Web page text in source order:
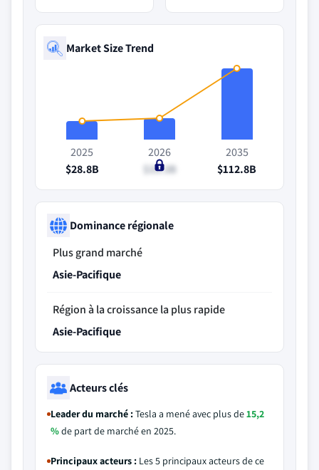
Market Size Trend
2025
$28.8B
2026
$33.3B
2035
$112.8B
Dominance régionale
Plus grand marché
Asie-Pacifique
Région à la croissance la plus rapide
Asie-Pacifique
Acteurs clés
Leader du marché :Tesla a mené avec plus de15,2
%de part de marché en 2025.
Principaux acteurs : Les 5 principaux acteurs de ce